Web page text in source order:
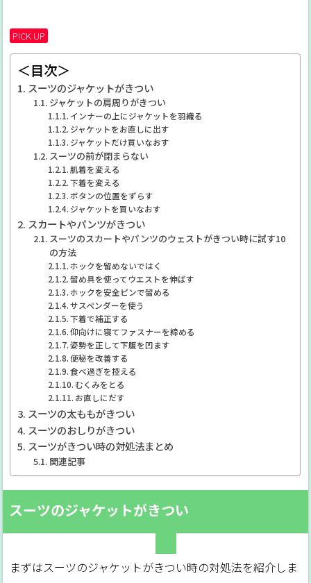
PICK UP
＜目次＞
スーツのジャケットがきつい
ジャケットの肩周りがきつい
インナーの上にジャケットを羽織る
ジャケットをお直しに出す
ジャケットだけ買いなおす
スーツの前が閉まらない
肌着を変える
下着を変える
ボタンの位置をずらす
ジャケットを買いなおす
スカートやパンツがきつい
スーツのスカートやパンツのウェストがきつい時に試す10
の方法
ホックを留めないではく
留め具を使ってウエストを伸ばす
ホックを安全ピンで留める
サスペンダーを使う
下着で補正する
仰向けに寝てファスナーを締める
姿勢を正して下腹を凹ます
便秘を改善する
食べ過ぎを控える
むくみをとる
お直しにだす
スーツの太ももがきつい
スーツのおしりがきつい
スーツがきつい時の対処法まとめ
関連記事
スーツのジャケットがきつい
まずはスーツのジャケットがきつい時の対処法を紹介しま